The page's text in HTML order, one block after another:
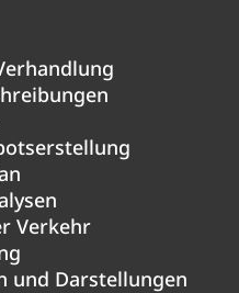
Verkehr
und Darstellungen